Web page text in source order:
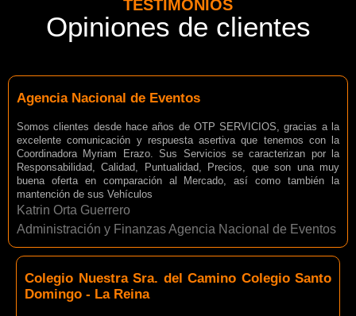
TESTIMONIOS
Opiniones de clientes
Agencia Nacional de Eventos
Somos clientes desde hace años de OTP SERVICIOS, gracias a la
excelente comunicación y respuesta asertiva que tenemos con la
Coordinadora Myriam Erazo. Sus Servicios se caracterizan por la
Responsabilidad, Calidad, Puntualidad, Precios, que son una muy
buena oferta en comparación al Mercado, así como también la
mantención de sus Vehículos
Katrin Orta Guerrero
Administración y Finanzas Agencia Nacional de Eventos
Colegio Nuestra Sra. del Camino Colegio Santo
Domingo - La Reina